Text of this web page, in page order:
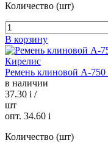
Количество (шт)
В корзину
Ремень клиновой А-
в наличии
37.30 i /
шт
опт. 34.60 i
Количество (шт)